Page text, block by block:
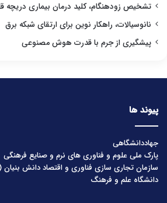
تشخیص زودهنگام، کلید درمان بیماری دریچه
نانوسیالات، راهکار نوین برای ارتقای شبکه برق
پیشگیری از جرم با قدرت هوش مصنوعی
پیوند ها
جهاددانشگاهی
پارک ملی علوم و فناوری های نرم و صنایع فرهنگی
سازمان تجاری سازی فناوری و اقتصاد دانش بنیان
دانشگاه علم و فرهنگ